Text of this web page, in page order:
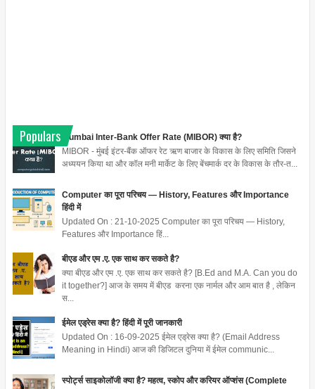
Populars
Mumbai Inter-Bank Offer Rate (MIBOR) क्या है?
MIBOR - मुंबई इंटर-बैंक ऑफर रेट ऋण बाजार के विकास के लिए समिति जिसने
अध्ययन किया था और कॉल मनी मार्केट के लिए बेंचमार्क दर के विकास के तौर-त...
Computer का पूरा परिचय — History, Features और Importance
हिंदी में
Updated On : 21-10-2025 Computer का पूरा परिचय — History,
Features और Importance हिं...
बीएड और एम .ए. एक साथ कर सकते है?
क्या बीएड और एम .ए. एक साथ कर सकते है? [B.Ed and M.A. Can you do
it together?] आज के समय में बीएड करना एक नार्मल और आम बात है , लेकिन
स...
ईमेल एड्रेस क्या है? हिंदी में पूरी जानकारी
Updated On : 16-09-2025 ईमेल एड्रेस क्या है? (Email Address
Meaning in Hindi) आज की डिजिटल दुनिया में ईमेल communic...
स्पोर्ट्स साइकोलॉजी क्या है? महत्व, स्कोप और करियर ऑप्शंस (Complete